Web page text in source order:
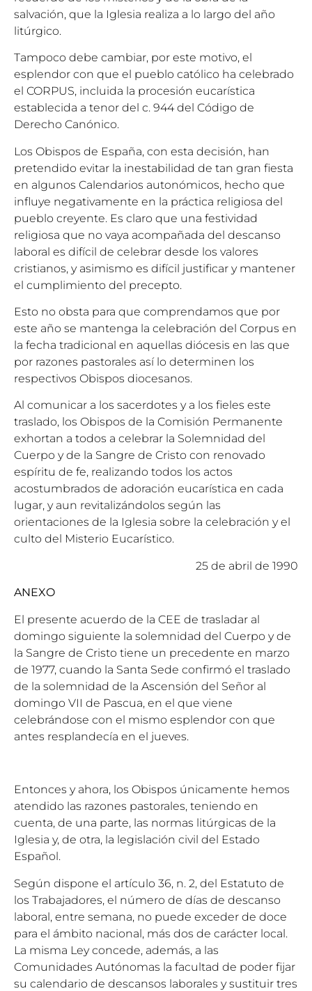
salvación, que la Iglesia realiza a lo largo del año
litúrgico.
Tampoco debe cambiar, por este motivo, el
esplendor con que el pueblo católico ha celebrado
el CORPUS, incluida la procesión eucarística
establecida a tenor del c. 944 del Código de
Derecho Canónico.
Los Obispos de España, con esta decisión, han
pretendido evitar la inestabilidad de tan gran fiesta
en algunos Calendarios autonómicos, hecho que
influye negativamente en la práctica religiosa del
pueblo creyente. Es claro que una festividad
religiosa que no vaya acompañada del descanso
laboral es difícil de celebrar desde los valores
cristianos, y asimismo es difícil justificar y mantener
el cumplimiento del precepto.
Esto no obsta para que comprendamos que por
este año se mantenga la celebración del Corpus en
la fecha tradicional en aquellas diócesis en las que
por razones pastorales así lo determinen los
respectivos Obispos diocesanos.
Al comunicar a los sacerdotes y a los fieles este
traslado, los Obispos de la Comisión Permanente
exhortan a todos a celebrar la Solemnidad del
Cuerpo y de la Sangre de Cristo con renovado
espíritu de fe, realizando todos los actos
acostumbrados de adoración eucarística en cada
lugar, y aun revitalizándolos según las
orientaciones de la Iglesia sobre la celebración y el
culto del Misterio Eucarístico.
25 de abril de 1990
ANEXO
El presente acuerdo de la CEE de trasladar al
domingo siguiente la solemnidad del Cuerpo y de
la Sangre de Cristo tiene un precedente en marzo
de 1977, cuando la Santa Sede confirmó el traslado
de la solemnidad de la Ascensión del Señor al
domingo VII de Pascua, en el que viene
celebrándose con el mismo esplendor con que
antes resplandecía en el jueves.
Entonces y ahora, los Obispos únicamente hemos
atendido las razones pastorales, teniendo en
cuenta, de una parte, las normas litúrgicas de la
Iglesia y, de otra, la legislación civil del Estado
Español.
Según dispone el artículo 36, n. 2, del Estatuto de
los Trabajadores, el número de días de descanso
laboral, entre semana, no puede exceder de doce
para el ámbito nacional, más dos de carácter local.
La misma Ley concede, además, a las
Comunidades Autónomas la facultad de poder fijar
su calendario de descansos laborales y sustituir tres